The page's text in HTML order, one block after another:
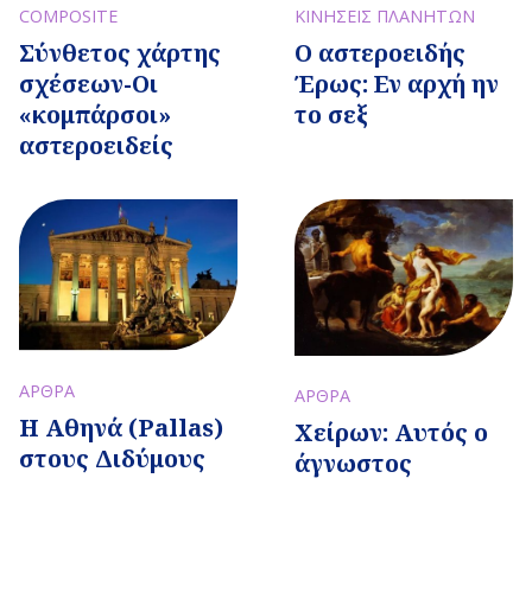
COMPOSITE
Σύνθετος χάρτης
σχέσεων-Οι
«κομπάρσοι»
αστεροειδείς
ΚΙΝΗΣΕΙΣ ΠΛΑΝΗΤΩΝ
Ο αστεροειδής
Έρως: Εν αρχή ην
το σεξ
ΑΡΘΡΑ
Η Αθηνά (Pallas)
στους Διδύμους
ΑΡΘΡΑ
Χείρων: Αυτός ο
άγνωστος